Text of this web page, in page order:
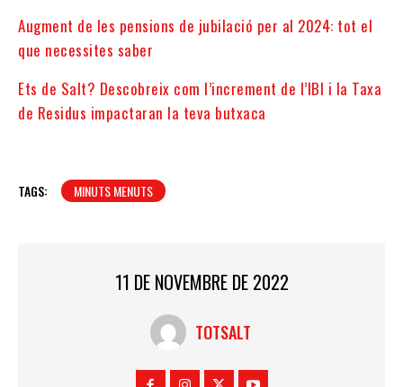
Augment de les pensions de jubilació per al 2024: tot el
que necessites saber
Ets de Salt? Descobreix com l’increment de l’IBI i la Taxa
de Residus impactaran la teva butxaca
TAGS: MINUTS MENUTS
11 DE NOVEMBRE DE 2022
TOTSALT